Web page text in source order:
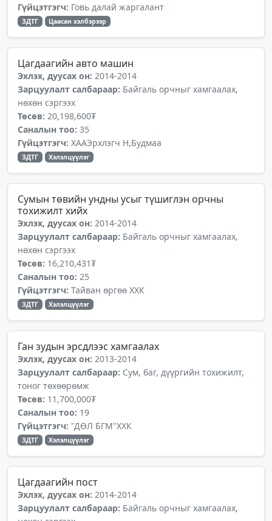
Гүйцэтгэгч: Говь далай жаргалант
ЗДТГ Цаасан хэлбэрээр
Цагдаагийн авто машин
Эхлэх, дуусах он: 2014-2014
Зарцуулалт салбараар: Байгаль орчныг хамгаалах,
нөхөн сэргээх
Төсөв: 20,198,600₮
Саналын тоо: 35
Гүйцэтгэгч: ХААЭрхлэгч Н,Будмаа
ЗДТГ Хэлэлцүүлэг
Сумын төвийн ундны усыг түшиглэн орчны
тохижилт хийх
Эхлэх, дуусах он: 2014-2014
Зарцуулалт салбараар: Байгаль орчныг хамгаалах,
нөхөн сэргээх
Төсөв: 16,210,431₮
Саналын тоо: 25
Гүйцэтгэгч: Тайван өргөө ХХК
ЗДТГ Хэлэлцүүлэг
Ган зудын эрсдлээс хамгаалах
Эхлэх, дуусах он: 2013-2014
Зарцуулалт салбараар: Сум, баг, дүүргийн тохижилт,
тоног төхөөрөмж
Төсөв: 11,700,000₮
Саналын тоо: 19
Гүйцэтгэгч: "ДӨЛ БГМ"ХХК
ЗДТГ Хэлэлцүүлэг
Цагдаагийн пост
Эхлэх, дуусах он: 2014-2014
Зарцуулалт салбараар: Байгаль орчныг хамгаалах,